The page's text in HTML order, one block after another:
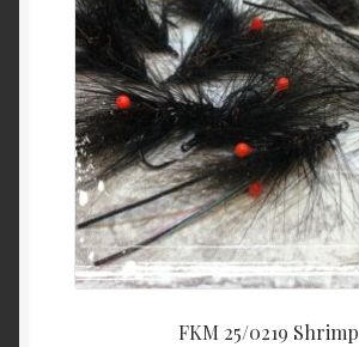
FKM 25/0219 Shrimp